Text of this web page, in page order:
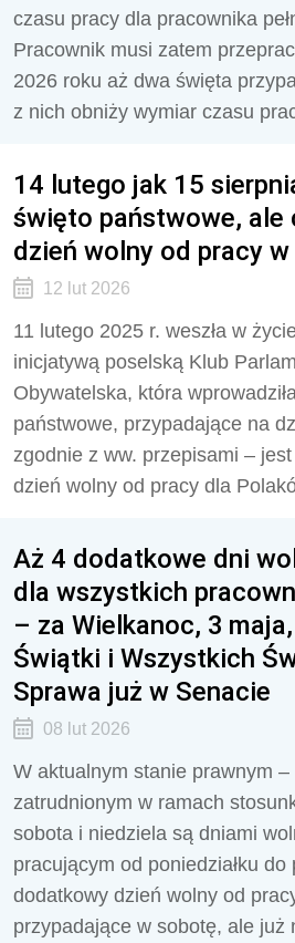
czasu pracy dla pracownika
Pracownik musi zatem
2026 roku aż dwa święta
z nich obniży wymiar czasu
14 lutego jak 15
święto państwowe, ale
dzień wolny od pracy w
12 lut 2026
11 lutego 2025 r. weszła w
inicjatywą poselską Klub
Obywatelska, która
państwowe, przypadające na
zgodnie z ww. przepisami –
dzień wolny od pracy dla
Aż 4 dodatkowe dni
dla wszystkich
– za Wielkanoc, 3
Świątki i Wszystkich
Sprawa już w Senacie
08 lut 2026
W aktualnym stanie prawnym
zatrudnionym w ramach
sobota i niedziela są dniami
pracującym od poniedziałku do
dodatkowy dzień wolny od
przypadające w sobotę, ale już